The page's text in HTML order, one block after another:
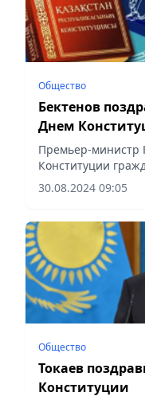
Общество
Бектенов
Днем
Премьер-министр
Конституции
Vecher.kz.
30.08.2024 09:05
Общество
Токаев
Конституции